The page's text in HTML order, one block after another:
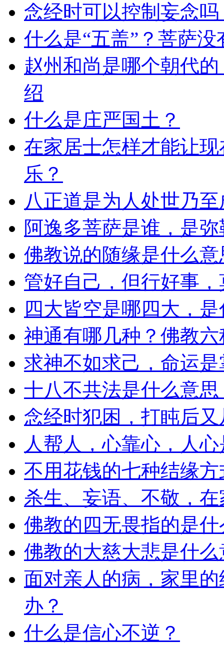
念经时可以控制妄念吗
什么是“五盖”？菩萨没
赵州和尚是哪个朝代
绍
什么是庄严国土？
在家居士怎样才能让
乐？
八正道是为人处世乃
阿逸多菩萨是谁，是
佛教说的随缘是什么
管好自己，但行好事
四大皆空是哪四大，
神通有哪几种？佛教
求神不如求己，命运
十八不共法是什么意
念经时犯困，打盹后
人帮人，心靠心，人
不用花钱的七种结缘方
杀生、妄语、不敬，
佛教的四无畏指的是什
佛教的大慈大悲是什
面对亲人的病，家里
办？
什么是信心不逆？